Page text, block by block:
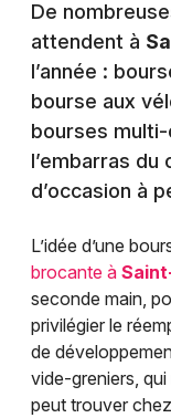
De
attendent à
l’année :
bourse aux
bourses
l’embarras
d’occasion à
L’idée d’une
brocante à
seconde main,
privilégier le
de
vide-greniers,
peut trouver chez